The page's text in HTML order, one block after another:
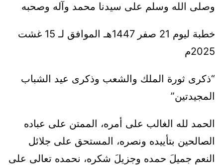
وصلى الله وسلم على سيدنا محمد وآله وصحبه
خطبة ليوم 21 صفر 1447هـ الموافق لـ 15 غشت
2025م
“ذكرى ثورة الملك والشعب وذكرى عيد الشباب
المجيدتين”
الحمد لله الغالب على أمره، الممتن على عباده
الصالحين بتأييده ونصره، المستحق على جلائل
النعم جميلَ حمده وجزيلَ شكره، نحمده تعالى على